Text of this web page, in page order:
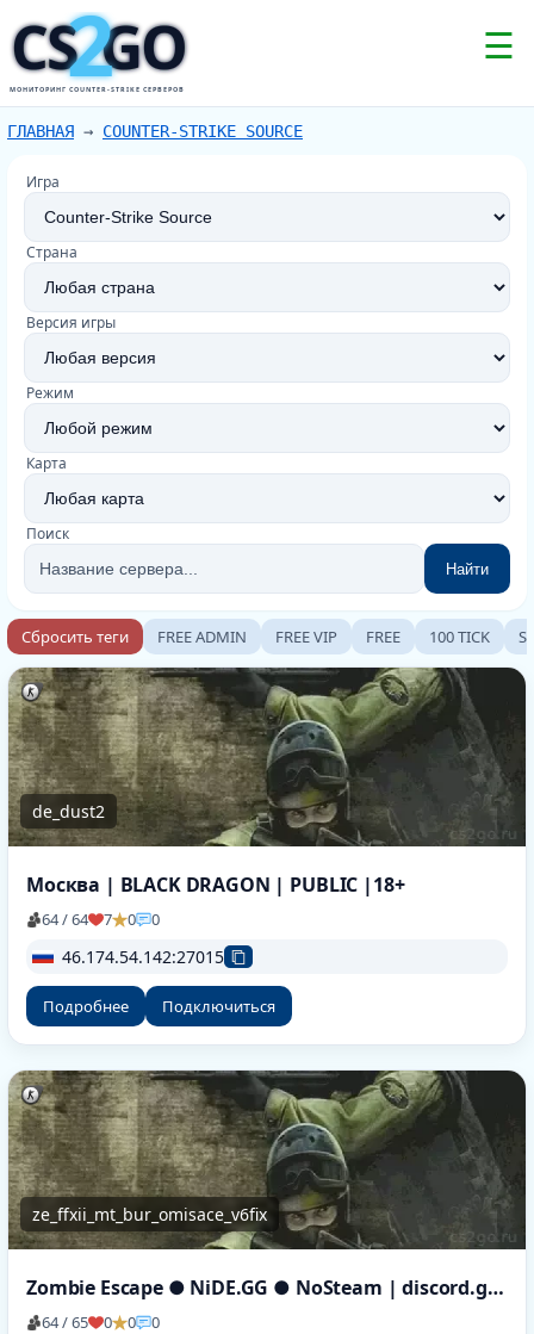
CS GO
2
МОНИТОРИНГ COUNTER-STRIKE СЕРВЕРОВ
☰
ГЛАВНАЯ → COUNTER-STRIKE SOURCE
Игра
Страна
Версия игры
Режим
Карта
Поиск
Найти
Сбросить теги FREE ADMIN FREE VIP FREE 100 TICK
de_dust2
Москва | BLACK DRAGON | PUBLIC |18+
64 / 64 7 0 0
46.174.54.142:27015
Подробнее Подключиться
ze_ffxii_mt_bur_omisace_v6fix
Zombie Escape ● NiDE.GG ● NoSteam | discord.gg/nide
64 / 65 0 0 0